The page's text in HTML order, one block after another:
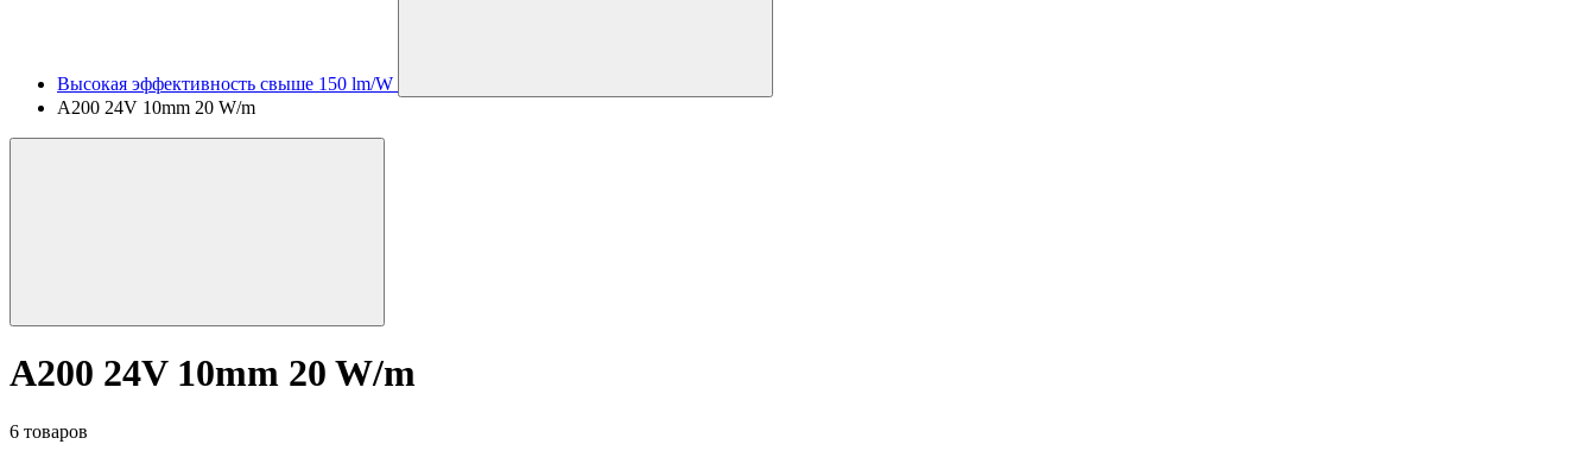
Высокая эффективность свыше 150 lm/W
A200 24V 10mm 20 W/m
A200 24V 10mm 20 W/m
6 товаров